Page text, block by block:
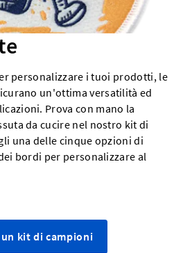
personalizzare i tuoi prodotti, le
un'ottima versatilità ed
Prova con mano la
da cucire nel nostro kit di
una delle cinque opzioni di
bordi per personalizzare al
kit di campioni